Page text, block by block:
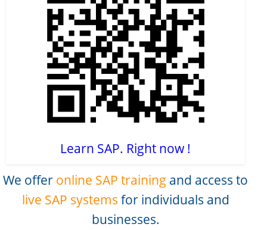
Learn SAP. Right now !
We offer online SAP training and access to
live SAP systems for individuals and
businesses.